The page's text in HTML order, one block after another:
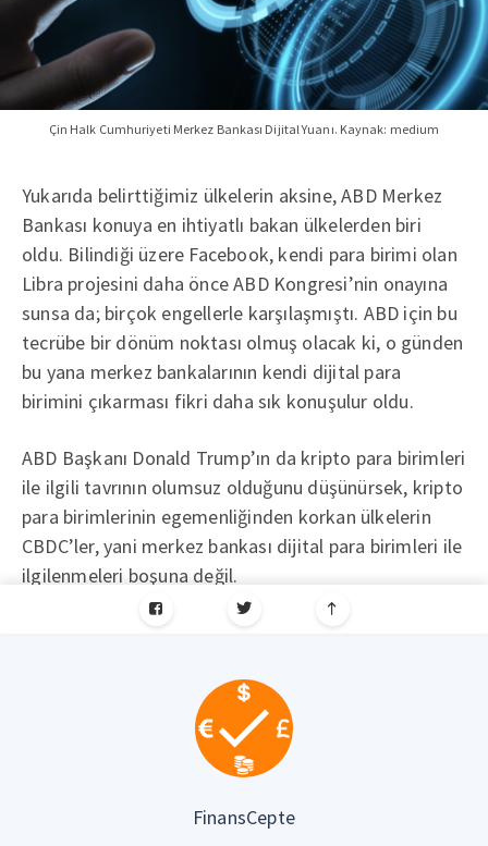
Çin Halk Cumhuriyeti Merkez Bankası Dijital Yuanı. Kaynak: medium
Yukarıda belirttiğimiz ülkelerin aksine, ABD Merkez
Bankası konuya en ihtiyatlı bakan ülkelerden biri
oldu. Bilindiği üzere Facebook, kendi para birimi olan
Libra projesini daha önce ABD Kongresi’nin onayına
sunsa da; birçok engellerle karşılaşmıştı. ABD için bu
tecrübe bir dönüm noktası olmuş olacak ki, o günden
bu yana merkez bankalarının kendi dijital para
birimini çıkarması fikri daha sık konuşulur oldu.
ABD Başkanı Donald Trump’ın da kripto para birimleri
ile ilgili tavrının olumsuz olduğunu düşünürsek, kripto
para birimlerinin egemenliğinden korkan ülkelerin
CBDC’ler, yani merkez bankası dijital para birimleri ile
ilgilenmeleri boşuna değil.
FinansCepte